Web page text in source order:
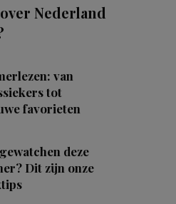
Nederland
van
tot
favorieten
deze
Dit zijn onze